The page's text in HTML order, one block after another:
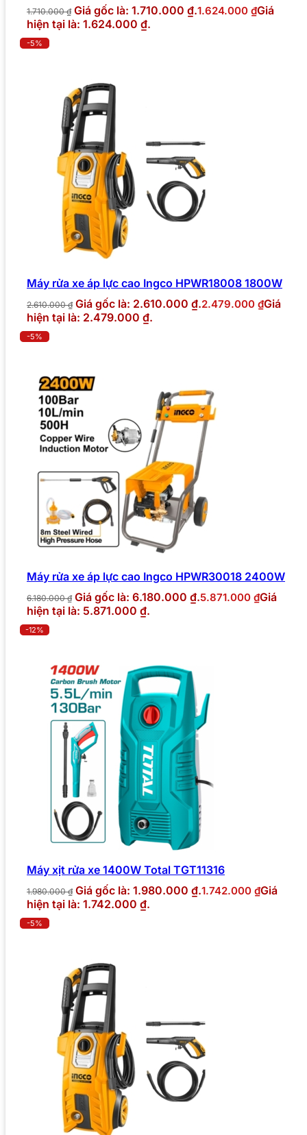
1.710.000₫ Giá gốc là: 1.710.000 ₫.1.624.000 ₫Giá
hiện tại là: 1.624.000 ₫.
-5%
Máy rửa xe áp lực cao Ingco HPWR18008 1800W
2.610.000₫ Giá gốc là: 2.610.000 ₫.2.479.000 ₫Giá
hiện tại là: 2.479.000 ₫.
-5%
Máy rửa xe áp lực cao Ingco HPWR30018 2400W
6.180.000₫ Giá gốc là: 6.180.000 ₫.5.871.000 ₫Giá
hiện tại là: 5.871.000 ₫.
-12%
Máy xịt rửa xe 1400W Total TGT11316
1.980.000₫ Giá gốc là: 1.980.000 ₫.1.742.000 ₫Giá
hiện tại là: 1.742.000 ₫.
-5%